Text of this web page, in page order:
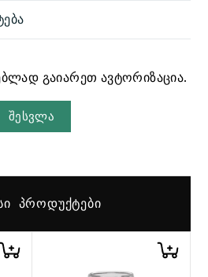
გაიარეთ ავტორიზაცია.
შესვლა
ᲞᲠᲝᲓᲣᲥᲢᲔᲑᲘ